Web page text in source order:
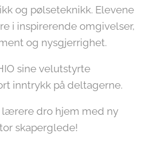
og pølseteknikk. Elevene
i inspirerende omgivelser,
og nysgjerrighet.
sine velutstyrte
inntrykk på deltagerne.
lærere dro hjem med ny
skaperglede!